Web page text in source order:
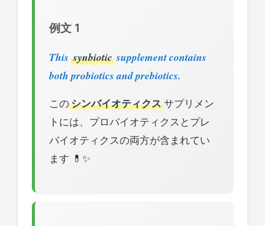
例文 1
This synbiotic supplement contains
both probiotics and prebiotics.
このシンバイオティクスサプリメン
トには、プロバイオティクスとプレ
バイオティクスの両方が含まれてい
ます 💊✨